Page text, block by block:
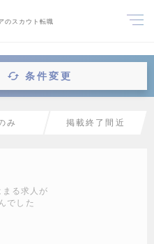
のスカウト転職
条件変更
み 掲載終了間近
る求人が
でした